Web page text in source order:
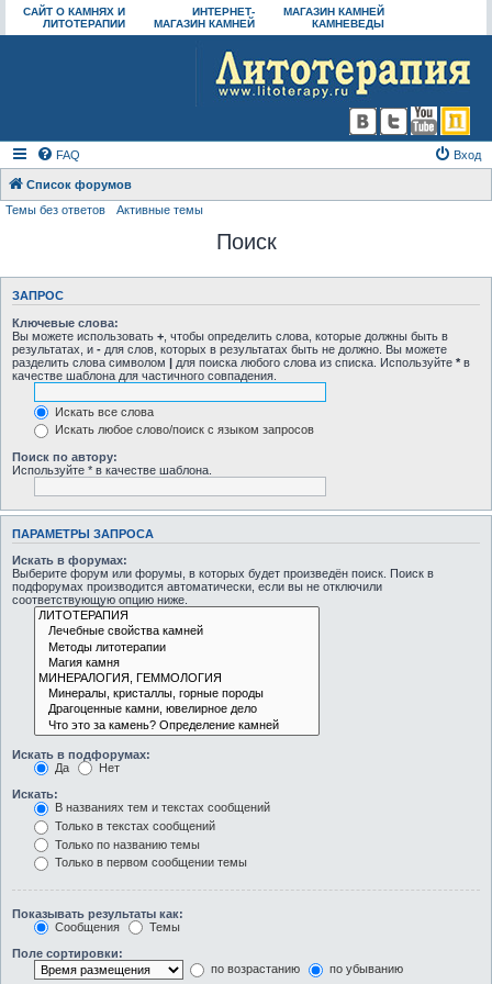
САЙТ О КАМНЯХ И
ЛИТОТЕРАПИИ
ИНТЕРНЕТ-
МАГАЗИН КАМНЕЙ
МАГАЗИН КАМНЕЙ
КАМНЕВЕДЫ
FAQ Вход
Список форумов
Темы без ответов
Активные темы
Поиск
ЗАПРОС
Ключевые слова:
Вы можете использовать + , чтобы определить слова, которые должны быть в
результатах, и - для слов, которых в результатах быть не должно. Вы можете
разделить слова символом | для поиска любого слова из списка. Используйте * в
качестве шаблона для частичного совпадения.
Искать все слова
Искать любое слово/поиск с языком запросов
Поиск по автору:
Используйте * в качестве шаблона.
ПАРАМЕТРЫ ЗАПРОСА
Искать в форумах:
Выберите форум или форумы, в которых будет произведён поиск. Поиск в
подфорумах производится автоматически, если вы не отключили
соответствующую опцию ниже.
Искать в подфорумах:
Да
Нет
Искать:
В названиях тем и текстах сообщений
Только в текстах сообщений
Только по названию темы
Только в первом сообщении темы
Показывать результаты как:
Сообщения
Темы
Поле сортировки:
по возрастанию
по убыванию